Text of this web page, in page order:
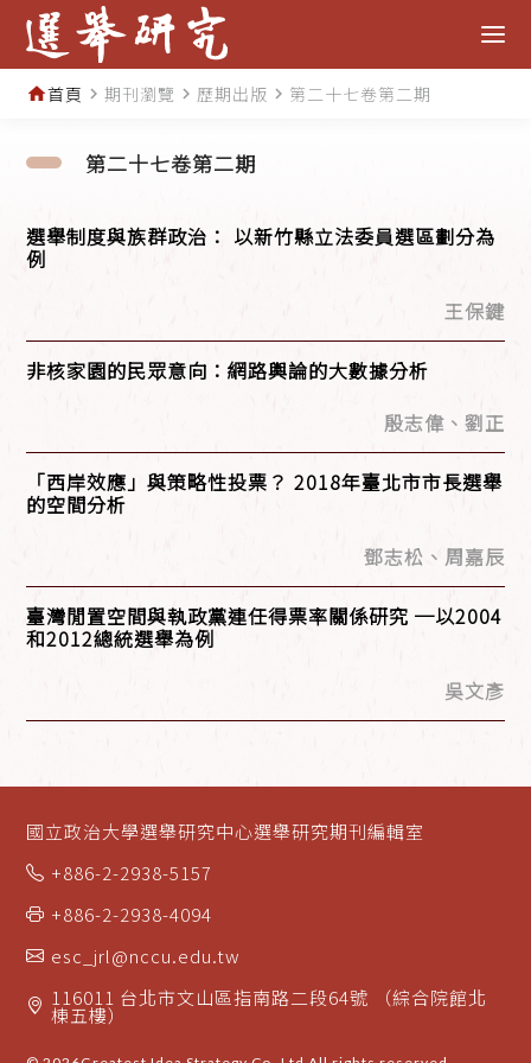
home首頁 navigate_next期刊瀏覽 navigate_next 歷期出版 navigate_next 第二十七卷第二期
第二十七卷第二期
選舉制度與族群政治： 以新竹縣立法委員選區劃分為
例
王保鍵
非核家園的民眾意向：網路輿論的大數據分析
殷志偉、劉正
「西岸效應」與策略性投票？ 2018年臺北市市長選舉
的空間分析
鄧志松、周嘉辰
臺灣閒置空間與執政黨連任得票率關係研究 ─以2004
和2012總統選舉為例
吳文彥
國立政治大學選舉研究中心選舉研究期刊編輯室
+886-2-2938-5157
+886-2-2938-4094
esc_jrl@nccu.edu.tw
116011 台北市文山區指南路二段64號 （綜合院館北
棟五樓）